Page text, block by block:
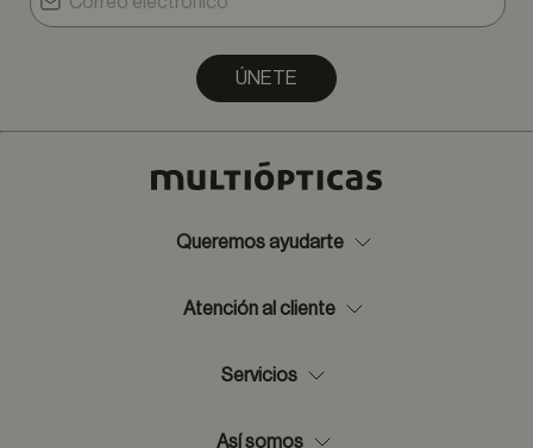
ÚNETE
Queremos ayudarte
Atención al cliente
Servicios
Así somos